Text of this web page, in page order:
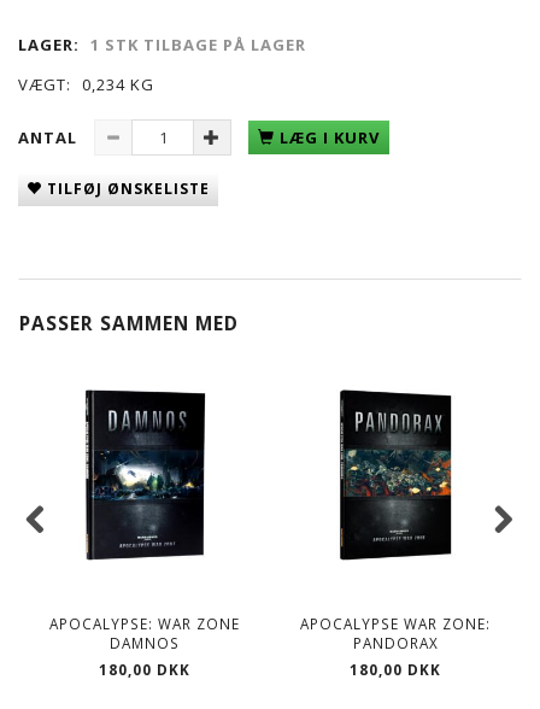
LAGER:
1 STK TILBAGE PÅ LAGER
VÆGT:
0,234 KG
ANTAL LÆG I KURV
TILFØJ ØNSKELISTE
PASSER SAMMEN MED
APOCALYPSE: WAR ZONE
DAMNOS
180,00 DKK
APOCALYPSE WAR ZONE:
PANDORAX
180,00 DKK